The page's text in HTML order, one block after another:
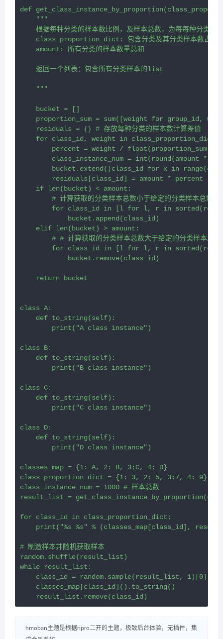
def
    """
根据每种分类的样本数比例，及样本总数，为每每种分类构
class_proportion_dict: 包含分类及其分类样本数占比
    amount: 所有分类的样本数量总和
    返回一个列表：包含所有分类样本的list
    """
    bucket = []
proportion_sum = sum([weight for group_id,
    residuals = {} # 存放每种分类的样本数计算差值
for class_id, weight in
        percent = weight / float(proportion_sum)
class_instance_num = int(round(amount *
bucket.extend([class_id for x in
residuals[class_id] = amount * percent -
    if len(bucket) < amount:
# 计算获取的分类样本总数小于给定的分类样本总数
for class_id in [l for l, r in
            bucket.append(class_id)
    elif len(bucket) > amount:
# # 计算获取的分类样本总数大于给定的分类样本总
for class_id in [l for l, r in
            bucket.remove(class_id)
    return bucket
class A:
    def to_string(self):
        print("A class instance")
class B:
    def to_string(self):
        print("B class instance")
class C:
    def to_string(self):
        print("C class instance")
class D:
    def to_string(self):
        print("D class instance")
classes_map = {1: A, 2: B, 3:C, 4: D}
class_proportion_dict = {1: 3, 2: 5, 3:7, 4: 9} # {分类
class_instance_num = 1000 # 样本总数
result_list =
for class_id in class_proportion_dict:
print("%s %s" % (classes_map[class_id],
# 制造样本并随机获取样本
random.shuffle(result_list)
while result_list:
    class_id = random.sample(result_list, 1)[0]
    classes_map[class_id]().to_string()
hmoban主题是根据ripro二开的主题，极致后台体验，无插件，集